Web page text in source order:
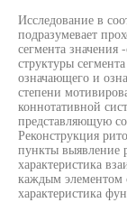
Исследование в
подразумевает
сегмента значения
структуры
означающего и
степени
коннотативной
представляющую
Реконструкция
пункты выявление
характеристика
каждым элементом
характеристика